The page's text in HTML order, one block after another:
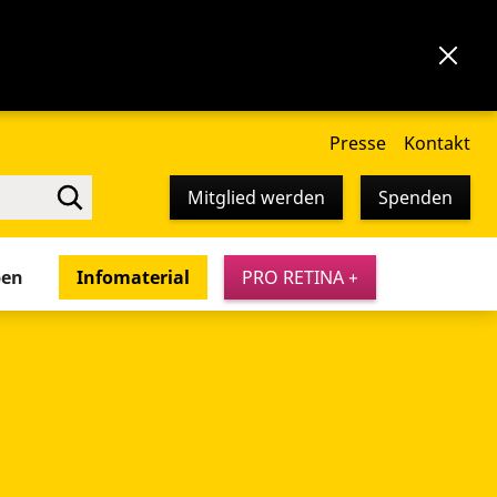
Presse Kontakt
Mitglied werden Spenden
Infomaterial PRO RETINA +